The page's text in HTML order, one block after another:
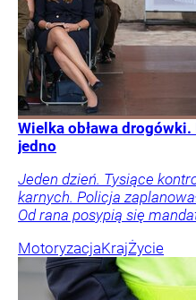
Wielka obława
jedno
Jeden dzień. Tysiące
karnych. Policja
Od rana posypią się
MotoryzacjaKrajŻycie